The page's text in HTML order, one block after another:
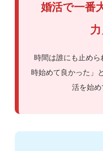
婚活で一番
時間は誰にも止め
時始めて良かった」
活を始め